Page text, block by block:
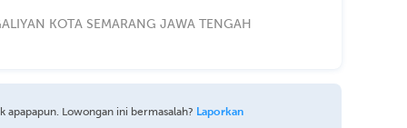
KOTA SEMARANG JAWA TENGAH
Lowongan ini bermasalah? Laporkan